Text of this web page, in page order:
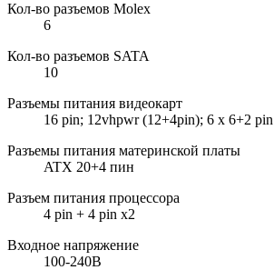
Кол-во разъемов Molex
6
Кол-во разъемов SATA
10
Разъемы питания видеокарт
16 pin; 12vhpwr (12+4pin); 6 x 6+2 pin
Разъемы питания материнской платы
ATX 20+4 пин
Разъем питания процессора
4 pin + 4 pin x2
Входное напряжение
100-240В